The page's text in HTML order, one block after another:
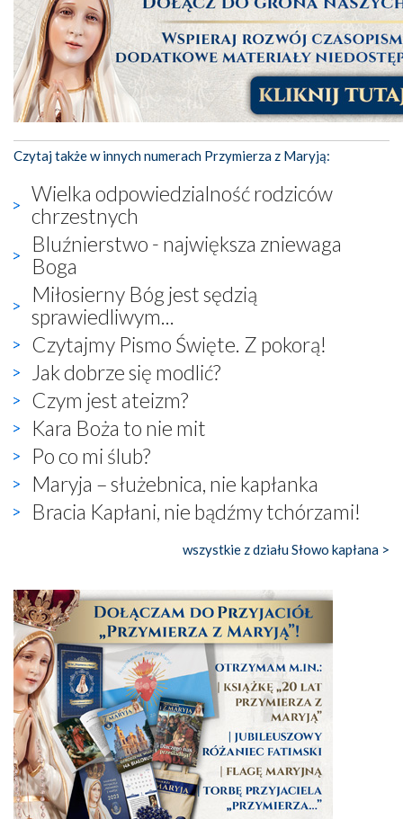
Czytaj także w innych numerach Przymierza z Maryją:
Wielka odpowiedzialność rodziców
chrzestnych
Bluźnierstwo - największa zniewaga
Boga
Miłosierny Bóg jest sędzią
sprawiedliwym...
Czytajmy Pismo Święte. Z pokorą!
Jak dobrze się modlić?
Czym jest ateizm?
Kara Boża to nie mit
Po co mi ślub?
Maryja – służebnica, nie kapłanka
Bracia Kapłani, nie bądźmy tchórzami!
wszystkie z działu Słowo kapłana >